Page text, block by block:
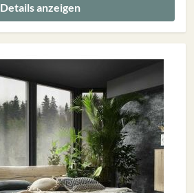
Details anzeigen